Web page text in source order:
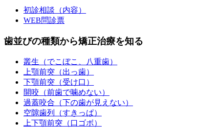
初診相談（内容）
WEB問診票
歯並びの種類から矯正治療を知る
叢生（でこぼこ、八重歯）
上顎前突（出っ歯）
下顎前突（受け口）
開咬（前歯で噛めない）
過蓋咬合（下の歯が見えない）
空隙歯列（すきっぱ）
上下顎前突（口ゴボ）